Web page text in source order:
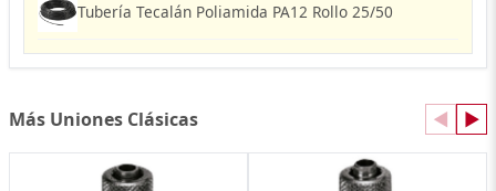
Tubería Tecalán Poliamida PA12 Rollo 25/50
Más Uniones Clásicas ◀ ▶